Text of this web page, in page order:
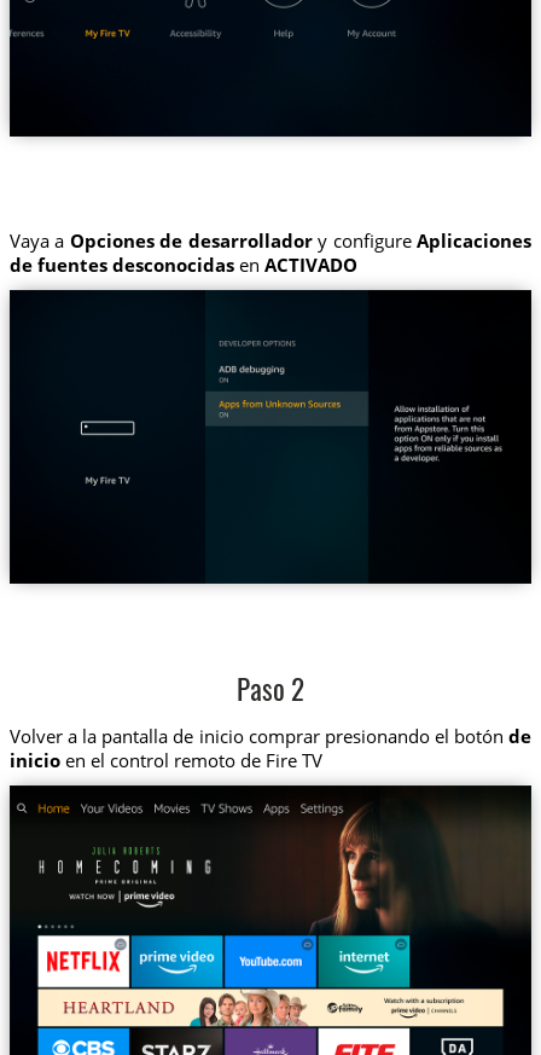
Vaya a Opciones de desarrolladory configureAplicaciones
de fuentes desconocidasen ACTIVADO
Paso 2
Volver a la pantalla de inicio comprar presionando el botónde
inicioen el control remoto de Fire TV